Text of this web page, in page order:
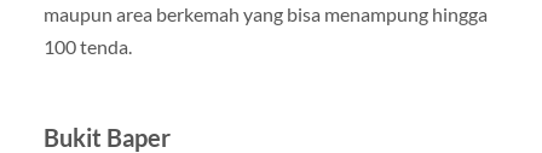
maupun area berkemah yang bisa menampung hingga
100 tenda.
Bukit Baper